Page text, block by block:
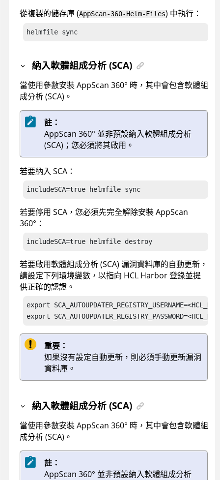
從複製的儲存庫 (AppScan-360-Helm-Files) 中執行：
helmfile sync
納入軟體組成分析 (SCA)
當使用參數安裝AppScan 360° 時，其中會包含軟體組
成分析 (SCA)。
註：
AppScan 360° 並非預設納入軟體組成分析
(SCA)；您必須將其啟用。
若要納入 SCA：
includeSCA=true helmfile sync
若要停用 SCA，您必須先完全解除安裝AppScan
360° ：
includeSCA=true helmfile destroy
若要啟用軟體組成分析 (SCA) 漏洞資料庫的自動更新，
請設定下列環境變數，以指向 HCL Harbor 登錄並提
供正確的認證。
export
export
重要：
如果沒有設定自動更新，則必須手動更新漏洞
資料庫。
納入軟體組成分析 (SCA)
當使用參數安裝AppScan 360° 時，其中會包含軟體組
成分析 (SCA)。
註：
AppScan 360° 並非預設納入軟體組成分析